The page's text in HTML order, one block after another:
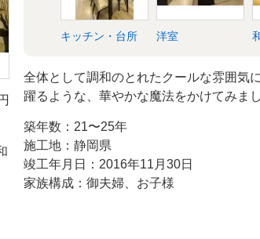
キッチン・台所 洋室
全体として調和のとれたクールな雰囲気
躍るような、華やかな魔法をかけてみま
築年数：21〜25年
施工地：静岡県
竣工年月日：2016年11月30日
家族構成：御夫婦、お子様